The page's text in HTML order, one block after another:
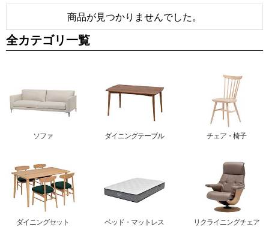
商品が見つかりませんでした。
全カテゴリ一覧
ソファ ダイニングテーブル チェア・椅子
ダイニングセット ベッド・マットレス リクライニングチェア